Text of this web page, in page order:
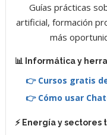
Guías prácticas
artificial, formación
más
📊 Informática y
👉 Cursos gratis
👉 Cómo usar
⚡ Energía y sectores